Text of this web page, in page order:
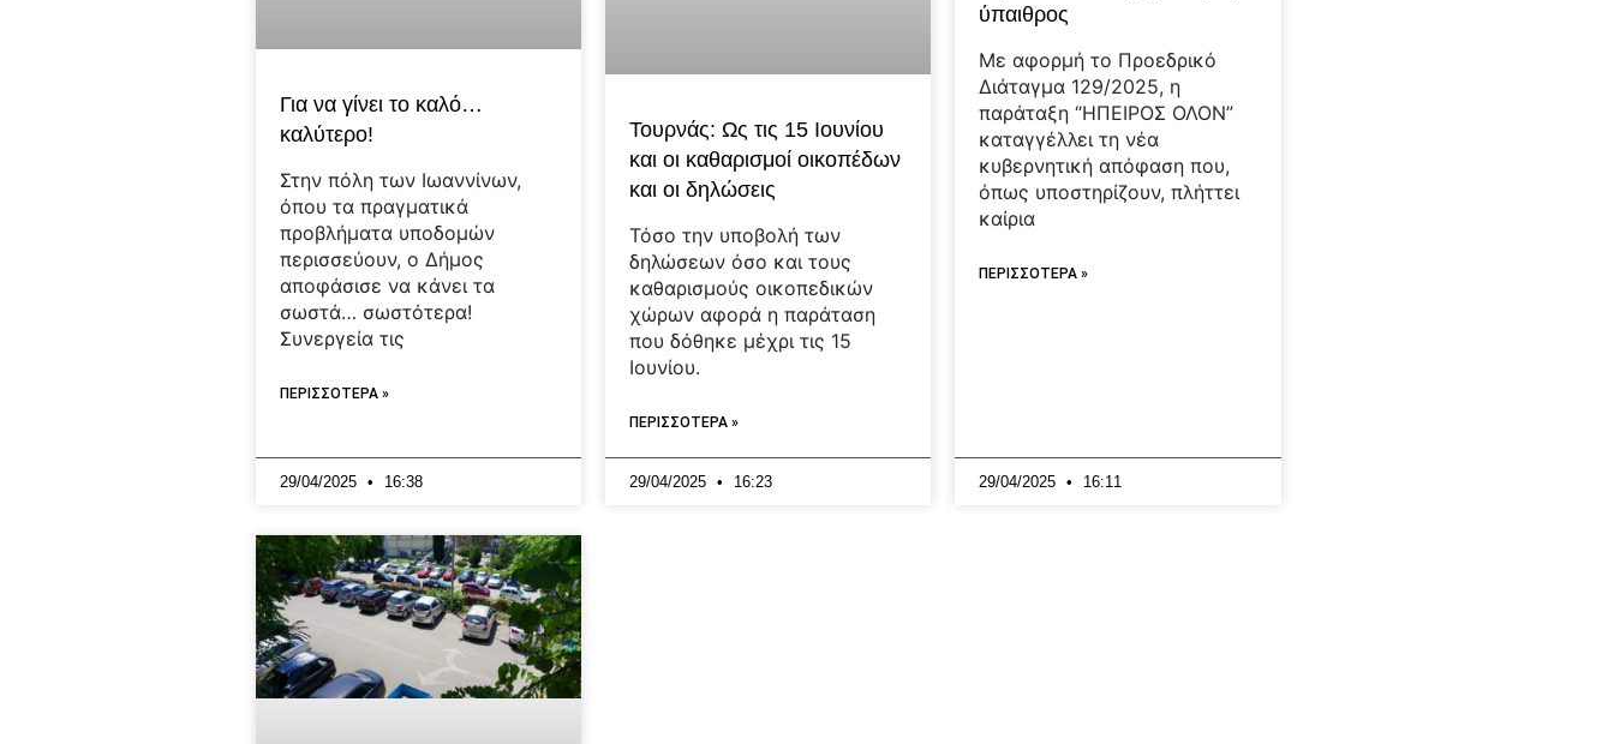
Για να γίνει το καλό…
καλύτερο!
Στην πόλη των Ιωαννίνων,
όπου τα πραγματικά
προβλήματα υποδομών
περισσεύουν, ο Δήμος
αποφάσισε να κάνει τα
σωστά… σωστότερα!
Συνεργεία τις
ΠΕΡΙΣΣΟΤΕΡΑ »
29/04/2025 16:38
Τουρνάς: Ως τις 15 Ιουνίου
και οι καθαρισμοί οικοπέδων
και οι δηλώσεις
Τόσο την υποβολή των
δηλώσεων όσο και τους
καθαρισμούς οικοπεδικών
χώρων αφορά η παράταση
που δόθηκε μέχρι τις 15
Ιουνίου.
ΠΕΡΙΣΣΟΤΕΡΑ »
29/04/2025 16:23
ύπαιθρος
Με αφορμή το Προεδρικό
Διάταγμα 129/2025, η
παράταξη “ΗΠΕΙΡΟΣ ΟΛΟΝ”
καταγγέλλει τη νέα
κυβερνητική απόφαση που,
όπως υποστηρίζουν, πλήττει
καίρια
ΠΕΡΙΣΣΟΤΕΡΑ »
29/04/2025 16:11